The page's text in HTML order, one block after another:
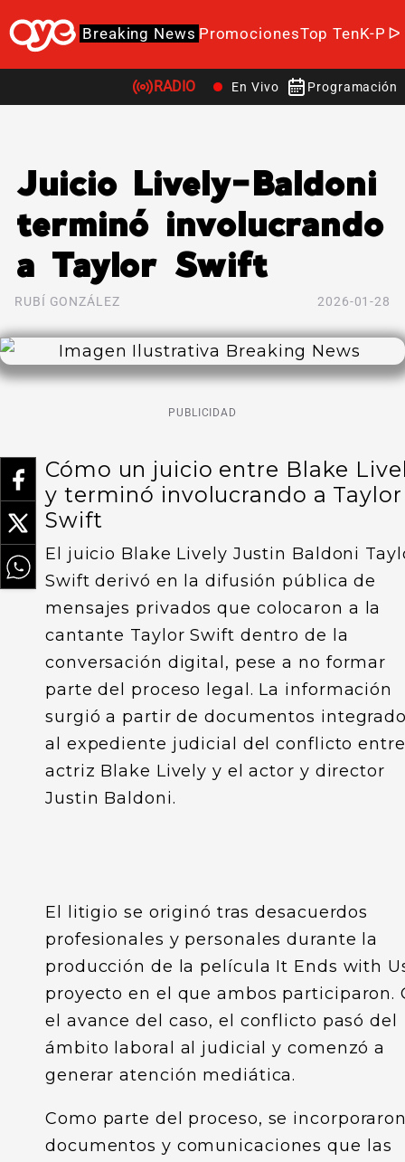
Breaking News PromocionesTop TenK-Pop
RADIO En Vivo Programación
Juicio Lively-Baldoni
terminó involucrando
a Taylor Swift
RUBÍ GONZÁLEZ 2026-01-28
PUBLICIDAD
Cómo un juicio entre Blake
y terminó involucrando a Taylor
Swift
El juicio Blake Lively Justin Baldoni
Swift derivó en la difusión pública de
mensajes privados que colocaron a la
cantante Taylor Swift dentro de la
conversación digital, pese a no formar
parte del proceso legal. La información
surgió a partir de documentos
al expediente judicial del conflicto
actriz Blake Lively y el actor y director
Justin Baldoni.
El litigio se originó tras desacuerdos
profesionales y personales durante la
producción de la película It Ends with
proyecto en el que ambos participaron.
el avance del caso, el conflicto pasó del
ámbito laboral al judicial y comenzó a
generar atención mediática.
Como parte del proceso, se
documentos y comunicaciones que las